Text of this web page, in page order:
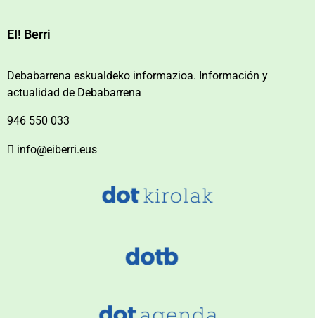
EI! Berri
Debabarrena eskualdeko informazioa. Información y
actualidad de Debabarrena
946 550 033
info@eiberri.eus